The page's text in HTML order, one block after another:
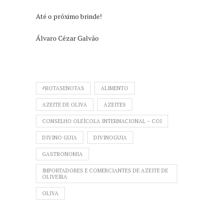
Até o próximo brinde!
Álvaro Cézar Galvão
#ROTASENOTAS ALIMENTO
AZEITE DE OLIVA AZEITES
CONSELHO OLEÍCOLA INTERNACIONAL – COI
DIVINO GUIA DIVINOGUIA
GASTRONOMIA
IMPORTADORES E COMERCIANTES DE AZEITE DE
OLIVEIRA
OLIVA